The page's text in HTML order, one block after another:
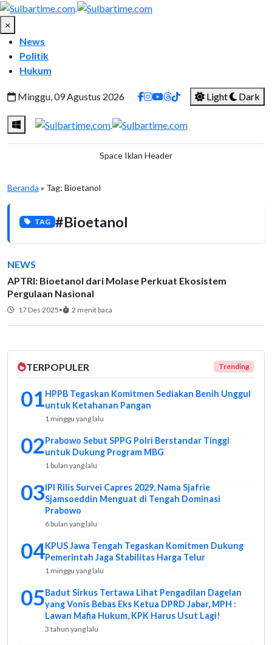
×
News
Politik
Hukum
Minggu, 09 Agustus 2026 Light Dark
Space Iklan Header
Beranda » Tag: Bioetanol
TAG #Bioetanol
NEWS
APTRI: Bioetanol dari Molase Perkuat Ekosistem
Pergulaan Nasional
17 Des 2025• 2 menit baca
TERPOPULER Trending
01HPPB Tegaskan Komitmen Sediakan Benih Unggul
untuk Ketahanan Pangan
1 minggu yang lalu
02Prabowo Sebut SPPG Polri Berstandar Tinggi
untuk Dukung Program MBG
1 bulan yang lalu
03IPI Rilis Survei Capres 2029, Nama Sjafrie
Sjamsoeddin Menguat di Tengah Dominasi
Prabowo
6 bulan yang lalu
04KPUS Jawa Tengah Tegaskan Komitmen Dukung
Pemerintah Jaga Stabilitas Harga Telur
1 minggu yang lalu
05Badut Sirkus Tertawa Lihat Pengadilan Dagelan
yang Vonis Bebas Eks Ketua DPRD Jabar, MPH :
Lawan Mafia Hukum, KPK Harus Usut Lagi!
3 tahun yang lalu